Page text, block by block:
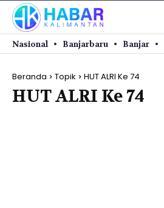
Nasional Banjarbaru Banjar
Beranda Topik HUT ALRI Ke 74
HUT ALRI Ke 74